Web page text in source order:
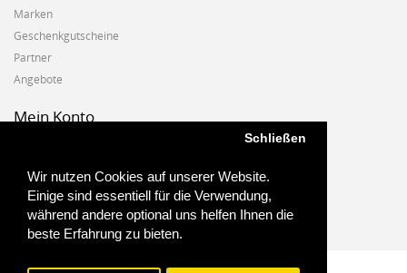
Wir nutzen Cookies auf unserer Website.
Einige sind essentiell für die Verwendung,
während andere optional uns helfen Ihnen die
beste Erfahrung zu bieten.
Schließen
Marken
Geschenkgutscheine
Partner
Angebote
Mein Konto
Auftragshistorie
Wunschzettel
Newsletter